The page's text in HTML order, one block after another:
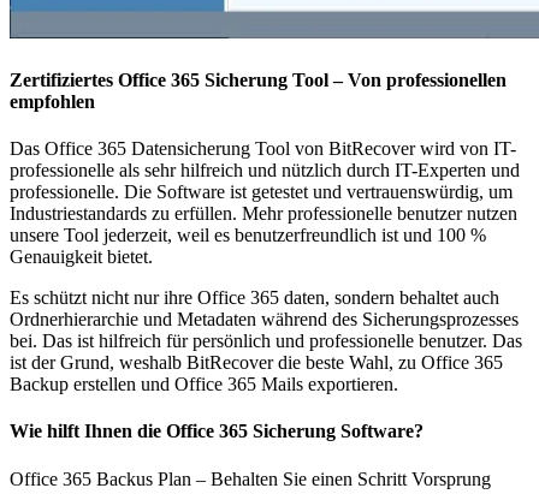
Zertifiziertes Office 365 Sicherung Tool – Von professionellen
empfohlen
Das Office 365 Datensicherung Tool von BitRecover wird von IT-
professionelle als sehr hilfreich und nützlich durch IT-Experten und
professionelle. Die Software ist getestet und vertrauenswürdig, um
Industriestandards zu erfüllen. Mehr professionelle benutzer nutzen
unsere Tool jederzeit, weil es benutzerfreundlich ist und 100 %
Genauigkeit bietet.
Es schützt nicht nur ihre Office 365 daten, sondern behaltet auch
Ordnerhierarchie und Metadaten während des Sicherungsprozesses
bei. Das ist hilfreich für persönlich und professionelle benutzer. Das
ist der Grund, weshalb BitRecover die beste Wahl, zu Office 365
Backup erstellen und Office 365 Mails exportieren.
Wie hilft Ihnen die Office 365 Sicherung Software?
Office 365 Backus Plan – Behalten Sie einen Schritt Vorsprung